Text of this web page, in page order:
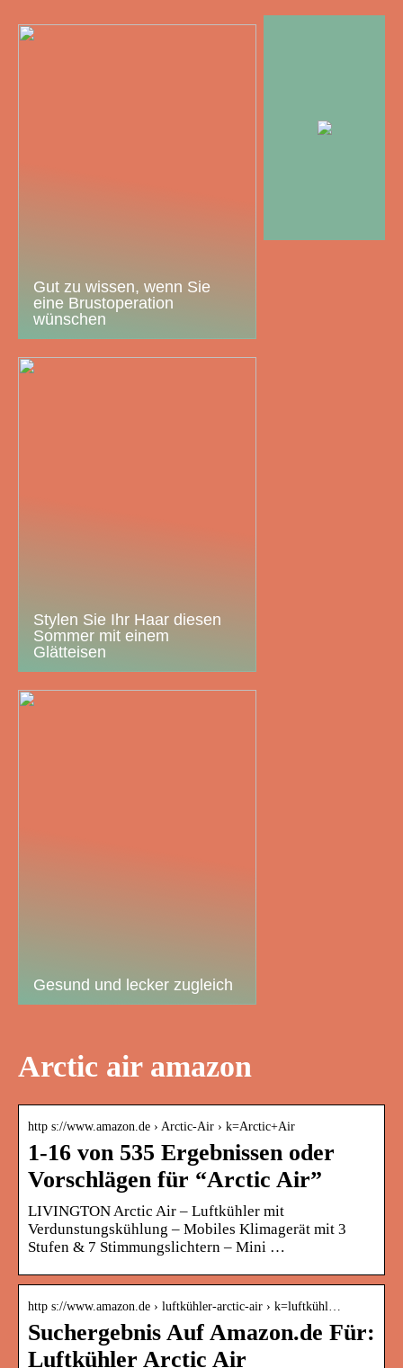
Gut zu wissen, wenn Sie
eine Brustoperation
wünschen
Stylen Sie Ihr Haar diesen
Sommer mit einem
Glätteisen
Gesund und lecker zugleich
Arctic air amazon
http s://www.amazon.de › Arctic-Air › k=Arctic+Air
1-16 von 535 Ergebnissen oder
Vorschlägen für “Arctic Air”
LIVINGTON Arctic Air – Luftkühler mit
Verdunstungskühlung – Mobiles Klimagerät mit 3
Stufen & 7 Stimmungslichtern – Mini …
http s://www.amazon.de › luftkühler-arctic-air › k=luftkühl…
Suchergebnis Auf Amazon.de Für:
Luftkühler Arctic Air